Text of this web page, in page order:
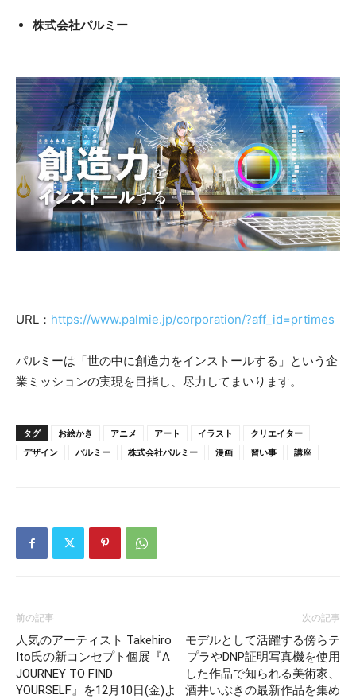
株式会社パルミー
URL： https://www.palmie.jp/corporation/?aff_id=prtimes
パルミーは「世の中に創造力をインストールする」という企
業ミッションの実現を目指し、尽力してまいります。
タグ お絵かき アニメ アート イラスト
クリエイター
デザイン
パルミー 株式会社パルミー 漫画 習い事 講座
前の記事
人気のアーティスト Takehiro
Ito氏の新コンセプト個展『A
JOURNEY TO FIND
YOURSELF』を12月10日(金)よ
次の記事
モデルとして活躍する傍らテ
プラやDNP証明写真機を使用
した作品で知られる美術家、
酒井いぶきの最新作品を集め